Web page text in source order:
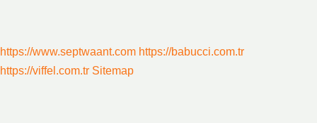
https://www.septwaant.com https://babucci.com.tr
https://viffel.com.tr Sitemap